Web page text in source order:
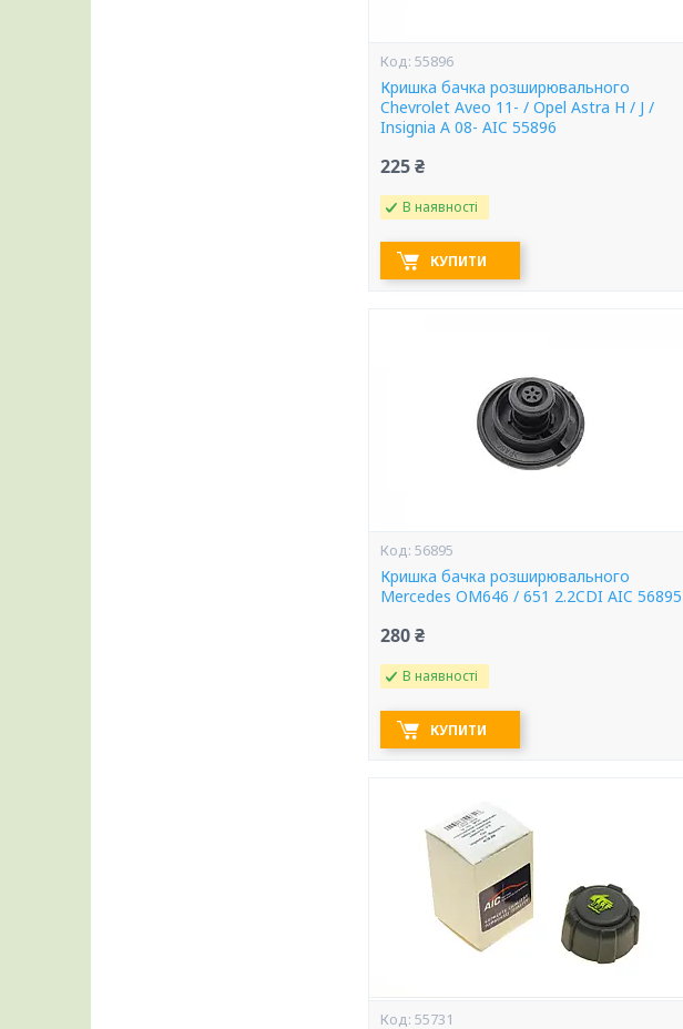
55896
Кришка бачка розширювального
Chevrolet Aveo 11- / Opel Astra H / J /
Insignia A 08- AIC 55896
225 ₴
В наявності
КУПИТИ
56895
Кришка бачка розширювального
Mercedes OM646 / 651 2.2CDI AIC 56895
280 ₴
В наявності
КУПИТИ
55731